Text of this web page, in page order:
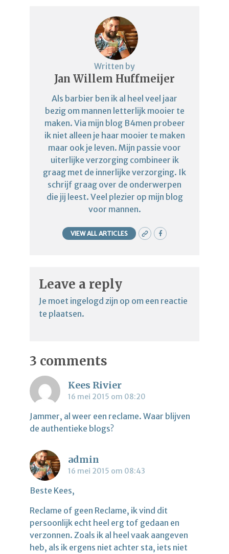
Written by
Jan Willem Huffmeijer
Als barbier ben ik al heel veel jaar
bezig om mannen letterlijk mooier te
maken. Via mijn blog B4men probeer
ik niet alleen je haar mooier te maken
maar ook je leven. Mijn passie voor
uiterlijke verzorging combineer ik
graag met de innerlijke verzorging. Ik
schrijf graag over de onderwerpen
die jij leest. Veel plezier op mijn blog
voor mannen.
VIEW ALL ARTICLES
Leave a reply
Je moet ingelogd zijn op om een reactie
te plaatsen.
3 comments
Kees Rivier
16 mei 2015 om 08:20
Jammer, al weer een reclame. Waar blijven
de authentieke blogs?
admin
16 mei 2015 om 08:43
Beste Kees,
Reclame of geen Reclame, ik vind dit
persoonlijk echt heel erg tof gedaan en
verzonnen. Zoals ik al heel vaak aangeven
heb, als ik ergens niet achter sta, iets niet